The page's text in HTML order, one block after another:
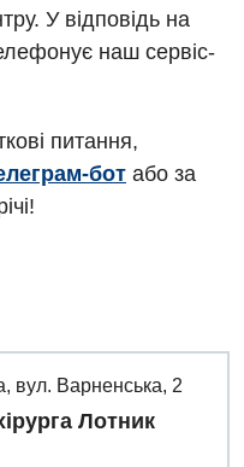
У відповідь на
наш сервіс-
питання,
бот або за
вул. Варненська, 2
Лотник